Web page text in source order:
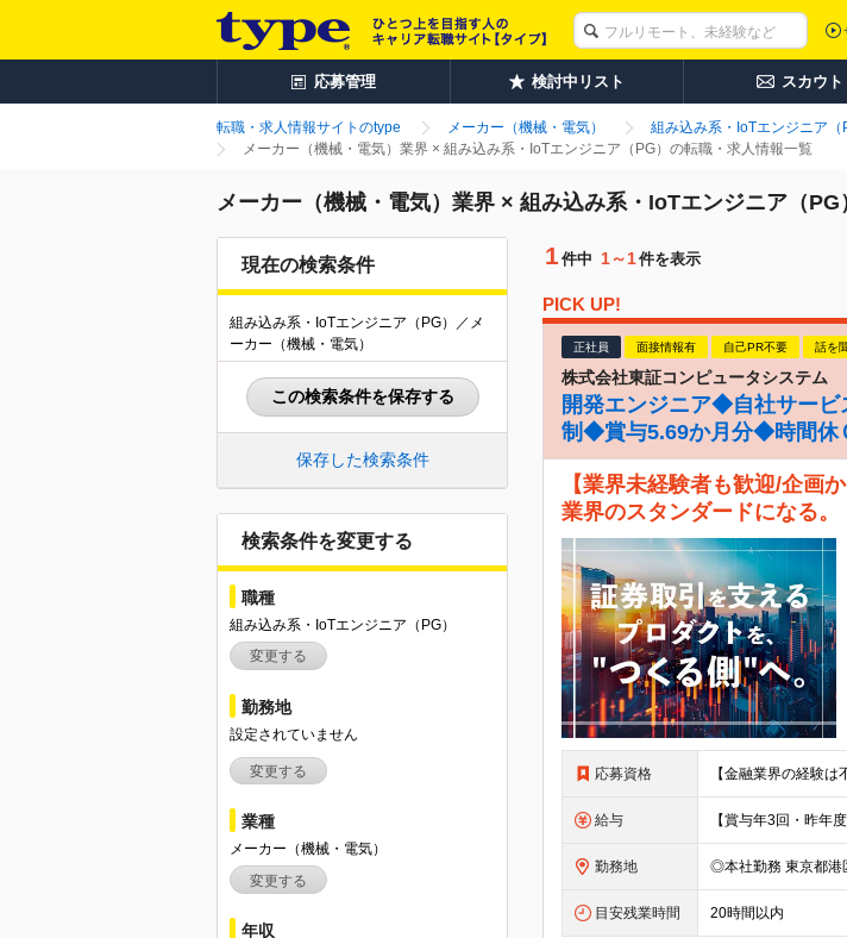
応募管理 検討中リスト スカウト
転職・求人情報サイトのtype メーカー（機械・電気）
組み込み系・IoTエンジニア（
メーカー（機械・電気）業界 × 組み込み系・IoTエンジニア（PG）の転職・求人情報一覧
メーカー（機械・電気）業界 × 組み込み系・IoTエンジニア（
現在の検索条件
組み込み系・IoTエンジニア（PG）／メ
ーカー（機械・電気）
この検索条件を保存する
保存した検索条件
検索条件を変更する
職種
組み込み系・IoTエンジニア（PG）
変更する
勤務地
設定されていません
変更する
業種
メーカー（機械・電気）
変更する
年収
1 件中 1～1件を表示
PICK UP!
正社員 面接情報有 自己PR不要 話を
株式会社東証コンピュータシステム
開発エンジニア◆自社サー
制◆賞与5.69か月分◆時間休
【業界未経験者も歓迎/企画
業界のスタンダードになる。
応募資格
給与
勤務地
目安残業時間 20時間以内